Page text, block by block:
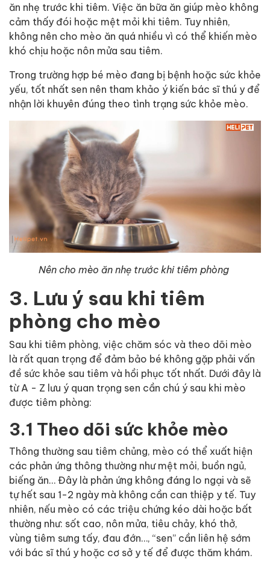
ăn nhẹ trước khi tiêm. Việc ăn bữa ăn giúp mèo không
cảm thấy đói hoặc mệt mỏi khi tiêm. Tuy nhiên,
không nên cho mèo ăn quá nhiều vì có thể khiến mèo
khó chịu hoặc nôn mửa sau tiêm.
Trong trường hợp bé mèo đang bị bệnh hoặc sức khỏe
yếu, tốt nhất sen nên tham khảo ý kiến bác sĩ thú y để
nhận lời khuyên đúng theo tình trạng sức khỏe mèo.
Nên cho mèo ăn nhẹ trước khi tiêm phòng
3. Lưu ý sau khi tiêm
phòng cho mèo
Sau khi tiêm phòng, việc chăm sóc và theo dõi mèo
là rất quan trọng để đảm bảo bé không gặp phải vấn
đề sức khỏe sau tiêm và hồi phục tốt nhất. Dưới đây là
từ A - Z lưu ý quan trọng sen cần chú ý sau khi mèo
được tiêm phòng:
3.1 Theo dõi sức khỏe mèo
Thông thường sau tiêm chủng, mèo có thể xuất hiện
các phản ứng thông thường như mệt mỏi, buồn ngủ,
biếng ăn… Đây là phản ứng không đáng lo ngại và sẽ
tự hết sau 1-2 ngày mà không cần can thiệp y tế. Tuy
nhiên, nếu mèo có các triệu chứng kéo dài hoặc bất
thường như: sốt cao, nôn mửa, tiêu chảy, khó thở,
vùng tiêm sưng tấy, đau đớn…, “sen” cần liên hệ sớm
với bác sĩ thú y hoặc cơ sở y tế để được thăm khám.